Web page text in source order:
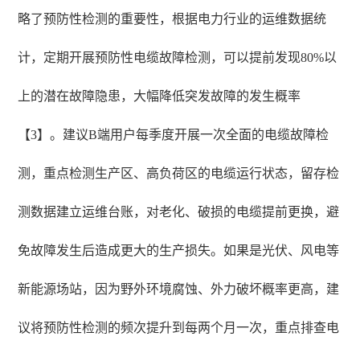
略了预防性检测的重要性，根据电力行业的运维数据统
计，定期开展预防性电缆故障检测，可以提前发现80%以
上的潜在故障隐患，大幅降低突发故障的发生概率
【3】。建议B端用户每季度开展一次全面的电缆故障检
测，重点检测生产区、高负荷区的电缆运行状态，留存检
测数据建立运维台账，对老化、破损的电缆提前更换，避
免故障发生后造成更大的生产损失。如果是光伏、风电等
新能源场站，因为野外环境腐蚀、外力破坏概率更高，建
议将预防性检测的频次提升到每两个月一次，重点排查电